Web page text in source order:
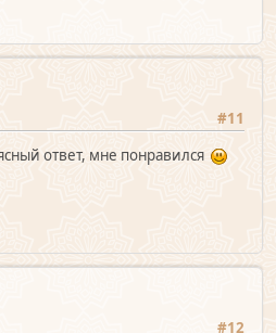
#11
ответ, мне понравился
#12